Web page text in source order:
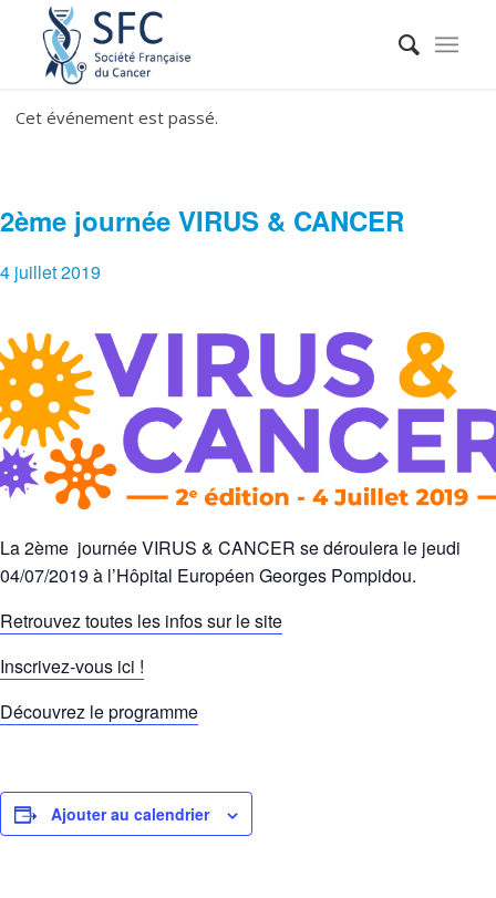
Cet événement est passé.
2ème journée VIRUS & CANCER
4 juillet 2019
La 2ème journée VIRUS & CANCER se déroulera le jeudi
04/07/2019 à l’Hôpital Européen Georges Pompidou.
Retrouvez toutes les infos sur le site
Inscrivez-vous ici !
Découvrez le programme
Ajouter au calendrier